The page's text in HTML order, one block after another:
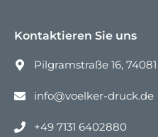
Kontaktieren Sie uns
Pilgramstraße 16,
info@voelker-druck.de
+49 7131 6402880